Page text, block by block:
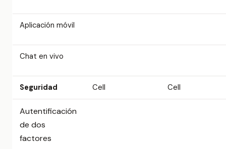
Aplicación móvil
Chat en vivo
Seguridad Cell Cell
Autentificación
de dos
factores